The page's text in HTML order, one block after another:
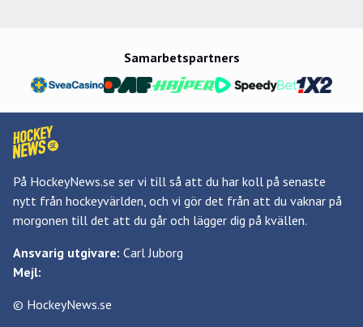
Samarbetspartners
På HockeyNews.se ser vi till så att du har koll på senaste
nytt från hockeyvärlden, och vi gör det från att du vaknar på
morgonen till det att du går och lägger dig på kvällen.
Ansvarig utgivare: Carl Juborg
Mejl:
© HockeyNews.se